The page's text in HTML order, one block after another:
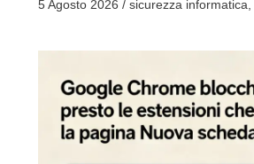
5 Agosto 2026 / sicurezza informatica